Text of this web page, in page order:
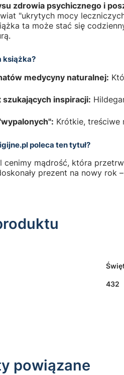
zdrowia psychicznego i
"ukrytych mocy
ta może stać się
książka?
medycyny naturalnej:
szukających inspiracji:
Krótkie, treściwe
poleca ten tytuł?
cenimy mądrość, która
prezent na nowy rok
432
powiązane